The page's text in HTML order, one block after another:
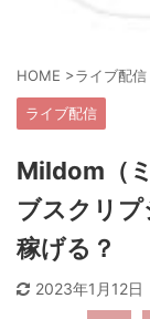
HOME >ライブ配信
ライブ配信
Mildom（
ブスクリ
稼げる？
2023年1月12日